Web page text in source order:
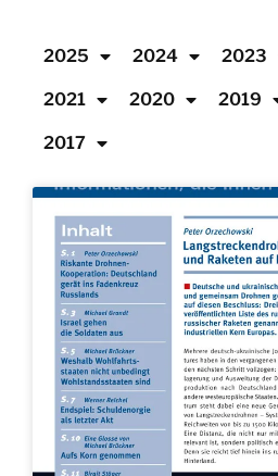
2025 2024 2023
2021 2020 2019
2017